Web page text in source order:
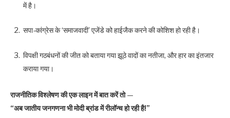
में है।
सपा-कांग्रेस के ‘समाजवादी’ एजेंडे को हाईजैक करने की कोशिश हो रही है।
विपक्षी गठबंधनों की जीत को बताया गया झूठे वादों का नतीजा, और हार का इंतजार
कराया गया।
राजनीतिक विश्लेषण की एक लाइन में बात करें तो—
“अब जातीय जनगणना भी मोदी ब्रांड में रीलॉन्च हो रही है!”